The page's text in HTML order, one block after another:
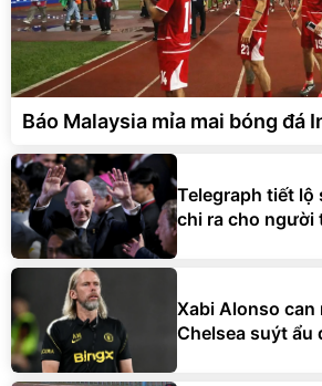
Báo Malaysia mỉa mai bóng đá
Telegraph tiết lộ
chi ra cho người
Xabi Alonso can
Chelsea suýt ẩu